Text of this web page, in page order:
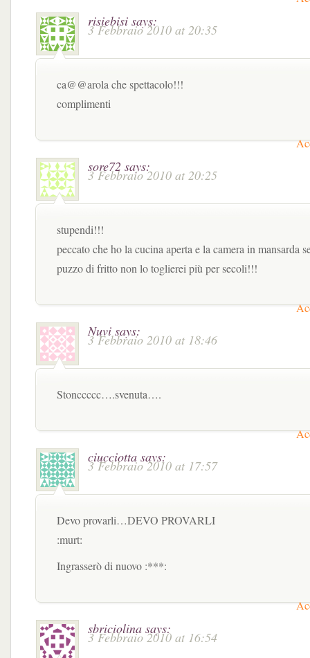
risiebisi says:
3 Febbraio 2010 at 20:35
ca@@arola che spettacolo!!!
complimenti
sore72 says:
3 Febbraio 2010 at 20:25
stupendi!!!
peccato che ho la cucina aperta e la camera in mansarda
puzzo di fritto non lo toglierei più per secoli!!!
Nuvi says:
3 Febbraio 2010 at 18:46
Stonccccc….svenuta….
ciucciotta says:
3 Febbraio 2010 at 17:57
Devo provarli…DEVO PROVARLI
:murt:
Ingrasserò di nuovo :***:
sbriciolina says:
3 Febbraio 2010 at 16:54